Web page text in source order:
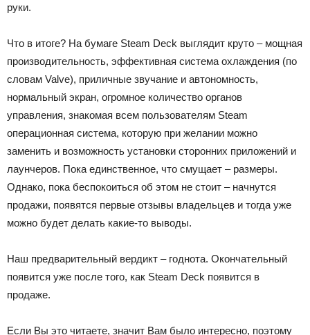
руки.
Что в итоге? На бумаге Steam Deck выглядит круто – мощная
производительность, эффективная система охлаждения (по
словам Valve), приличные звучание и автономность,
нормальный экран, огромное количество органов
управления, знакомая всем пользователям Steam
операционная система, которую при желании можно
заменить и возможность установки сторонних приложений и
лаунчеров. Пока единственное, что смущает – размеры.
Однако, пока беспокоиться об этом не стоит – начнутся
продажи, появятся первые отзывы владельцев и тогда уже
можно будет делать какие-то выводы.
Наш предварительный вердикт – годнота. Окончательный
появится уже после того, как Steam Deck появится в
продаже.
Если Вы это читаете, значит Вам было интересно, поэтому